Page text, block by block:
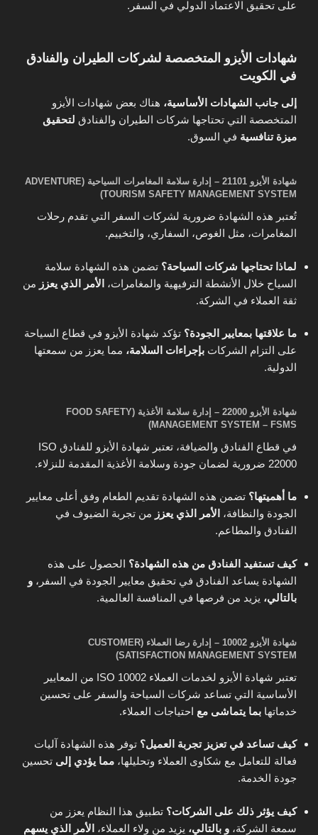
على تحقيق الاعتماد الدولي في السفر.
شهادات الأيزو المتخصصة لشركات الطيران والفنادق
في الكويت
إلى جانب الشهادات الأساسية، هناك بعض شهادات الأيزو
المتخصصة التي تحتاجها شركات الطيران والفنادق لتحقيق
ميزة تنافسية في السوق.
شهادة الأيزو 21101 – إدارة سلامة المغامرات السياحية (ADVENTURE
TOURISM SAFETY MANAGEMENT SYSTEM)
تُعتبر هذه الشهادة ضرورية لشركات السفر التي تقدم رحلات
المغامرات، مثل الغوص، السفاري، والتخييم.
لماذا تحتاجها شركات السياحة؟ تضمن هذه الشهادة سلامة
السياح خلال الأنشطة الترفيهية والمغامرات، الأمر الذي يعزز من
ثقة العملاء في الشركة.
ما علاقتها بمعايير الجودة؟ تؤكد شهادة الأيزو في قطاع السياحة
على التزام الشركات بإجراءات السلامة، مما يعزز من سمعتها
الدولية.
شهادة الأيزو 22000 – إدارة سلامة الأغذية (FOOD SAFETY
MANAGEMENT SYSTEM – FSMS)
في قطاع الفنادق والضيافة، تعتبر شهادة الأيزو للفنادق ISO
22000 ضرورية لضمان جودة وسلامة الأغذية المقدمة للنزلاء.
ما أهميتها؟ تضمن هذه الشهادة تقديم الطعام وفق أعلى معايير
الجودة والنظافة، الأمر الذي يعزز من تجربة الضيوف في
الفنادق والمطاعم.
كيف تستفيد الفنادق من هذه الشهادة؟ الحصول على هذه
الشهادة يساعد الفنادق في تحقيق معايير الجودة في السفر، و
بالتالي، يزيد من فرصها في المنافسة العالمية.
شهادة الأيزو 10002 – إدارة رضا العملاء (CUSTOMER
SATISFACTION MANAGEMENT SYSTEM)
تعتبر شهادة الأيزو لخدمات العملاء ISO 10002 من المعايير
الأساسية التي تساعد شركات السياحة والسفر على تحسين
خدماتها بما يتماشى مع احتياجات العملاء.
كيف تساعد في تعزيز تجربة العميل؟ توفر هذه الشهادة آليات
فعالة للتعامل مع شكاوى العملاء وتحليلها، مما يؤدي إلى تحسين
جودة الخدمة.
كيف يؤثر ذلك على الشركات؟ تطبيق هذا النظام يعزز من
سمعة الشركة، و بالتالي، يزيد من ولاء العملاء، الأمر الذي يسهم